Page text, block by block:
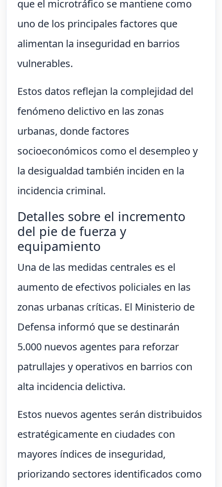
que el microtráfico se mantiene como
uno de los principales factores que
alimentan la inseguridad en barrios
vulnerables.
Estos datos reflejan la complejidad del
fenómeno delictivo en las zonas
urbanas, donde factores
socioeconómicos como el desempleo y
la desigualdad también inciden en la
incidencia criminal.
Detalles sobre el incremento
del pie de fuerza y
equipamiento
Una de las medidas centrales es el
aumento de efectivos policiales en las
zonas urbanas críticas. El Ministerio de
Defensa informó que se destinarán
5.000 nuevos agentes para reforzar
patrullajes y operativos en barrios con
alta incidencia delictiva.
Estos nuevos agentes serán distribuidos
estratégicamente en ciudades con
mayores índices de inseguridad,
priorizando sectores identificados como